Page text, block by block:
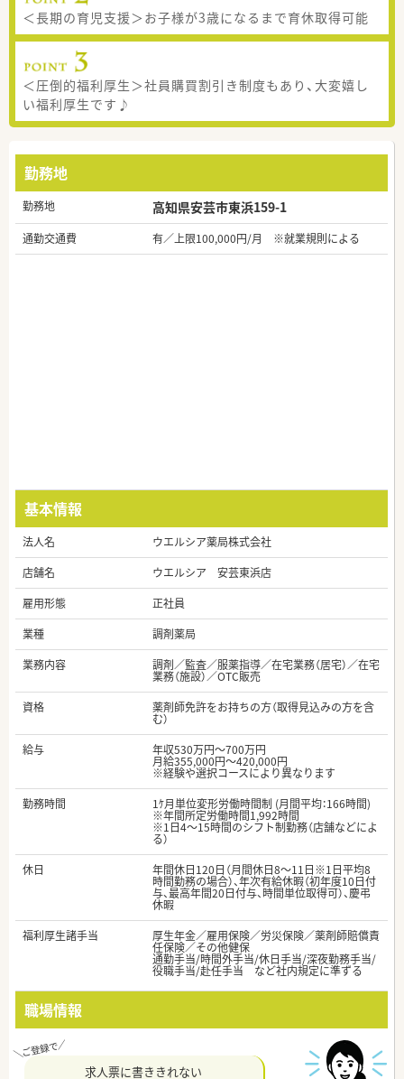
＜長期の育児支援＞お子様が3歳になるまで育休取得可能
＜圧倒的福利厚生＞社員購買割引き制度もあり、大変嬉し
い福利厚生です♪
勤務地
勤務地 高知県安芸市東浜159-1
通勤交通費 有／上限100,000円/月 ※就業規則による
基本情報
法人名
ウエルシア薬局株式会社
店舗名
ウエルシア 安芸東浜店
雇用形態
正社員
業種
調剤薬局
業務内容
調剤／監査／服薬指導／在宅業務（居宅）／在宅
業務（施設）／OTC販売
資格
薬剤師免許をお持ちの方（取得見込みの方を含
む）
給与
年収530万円～700万円
月給355,000円～420,000円
※経験や選択コースにより異なります
勤務時間
1ｹ月単位変形労働時間制 (月間平均：166時間)
※年間所定労働時間1,992時間
※1日4～15時間のシフト制勤務（店舗などによ
る）
休日
年間休日120日（月間休日8～11日※1日平均8
時間勤務の場合）、年次有給休暇（初年度10日付
与、最高年間20日付与、時間単位取得可）、慶弔
休暇
福利厚生諸手当
厚生年金／雇用保険／労災保険／薬剤師賠償責
任保険／その他健保
通勤手当/時間外手当/休日手当/深夜勤務手当/
役職手当/赴任手当 など社内規定に準ずる
職場情報
求人票に書ききれない